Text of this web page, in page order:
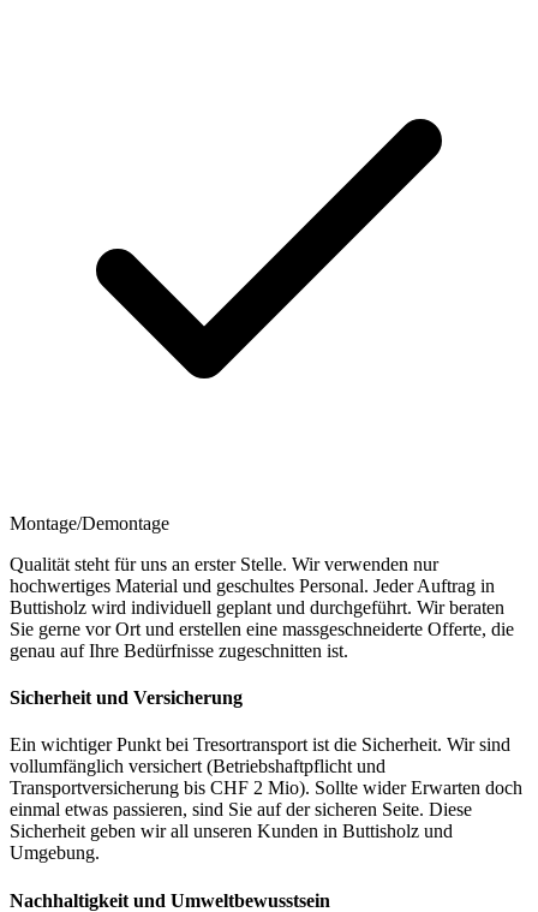
Montage/Demontage
Qualität steht für uns an erster Stelle. Wir verwenden nur
hochwertiges Material und geschultes Personal. Jeder Auftrag in
Buttisholz wird individuell geplant und durchgeführt. Wir beraten
Sie gerne vor Ort und erstellen eine massgeschneiderte Offerte, die
genau auf Ihre Bedürfnisse zugeschnitten ist.
Sicherheit und Versicherung
Ein wichtiger Punkt bei Tresortransport ist die Sicherheit. Wir sind
vollumfänglich versichert (Betriebshaftpflicht und
Transportversicherung bis CHF 2 Mio). Sollte wider Erwarten doch
einmal etwas passieren, sind Sie auf der sicheren Seite. Diese
Sicherheit geben wir all unseren Kunden in Buttisholz und
Umgebung.
Nachhaltigkeit und Umweltbewusstsein